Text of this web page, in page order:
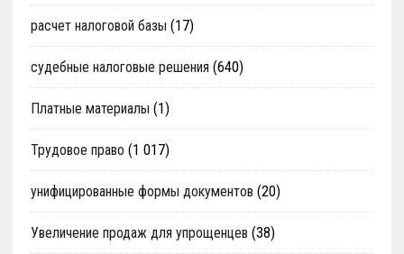
расчет налоговой базы (17)
судебные налоговые решения (640)
Платные материалы (1)
Трудовое право (1 017)
унифицированные формы документов (20)
Увеличение продаж для упрощенцев (38)